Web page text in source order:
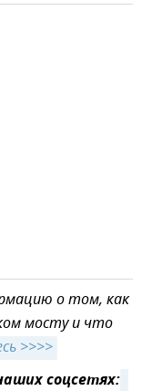
о том, как
мосту и что
>>>>
соцсетях: